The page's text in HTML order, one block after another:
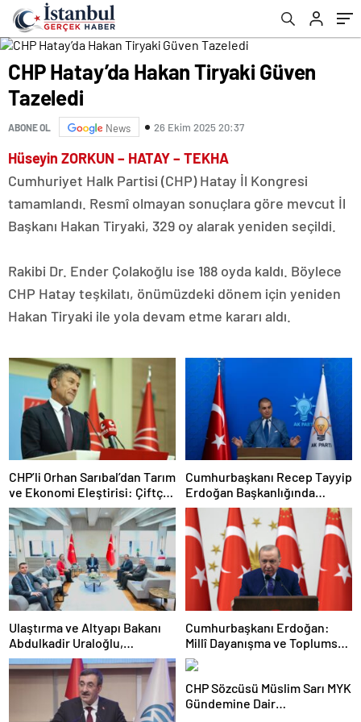
CHP Hatay’da Hakan Tiryaki Güven
Tazeledi
ABONE OL News 26 Ekim 2025 20:37
Hüseyin ZORKUN – HATAY – TEKHA
Cumhuriyet Halk Partisi (CHP) Hatay İl Kongresi
tamamlandı. Resmî olmayan sonuçlara göre mevcut İl
Başkanı Hakan Tiryaki, 329 oy alarak yeniden seçildi.
Rakibi Dr. Ender Çolakoğlu ise 188 oyda kaldı. Böylece
CHP Hatay teşkilatı, önümüzdeki dönem için yeniden
Hakan Tiryaki ile yola devam etme kararı aldı.
CHP’li Orhan Sarıbal’dan Tarım
ve Ekonomi Eleştirisi: Çiftçi
Kaderiyle Baş Başa Kaldı
Cumhurbaşkanı Recep Tayyip
Erdoğan Başkanlığında
Toplanan AK Parti MKYK’da
Gündem “Terörsüz Türkiye”
Süreci Oldu
Ulaştırma ve Altyapı Bakanı
Abdulkadir Uraloğlu,
Afyonkarahisar Belediye
Başkanlarıyla Bir Araya Geldi
Cumhurbaşkanı Erdoğan:
Millî Dayanışma ve Toplumsal
Bütünleşmenin
Güçlendirilmesine Dair Kanun
Teklifi Gazi Meclisimizin
Takdirine Sunuldu
CHP Sözcüsü Müslim Sarı MYK
Gündemine Dair